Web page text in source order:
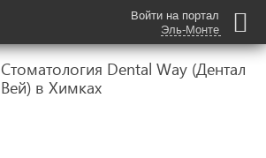
Войти на портал
Эль-Монте
Стоматология Dental Way (Дентал
Вей) в Химках